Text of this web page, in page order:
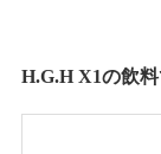
H.G.H X1の飲